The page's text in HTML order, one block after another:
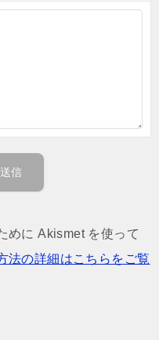
めに Akismet を使って
法の詳細はこちらをご覧